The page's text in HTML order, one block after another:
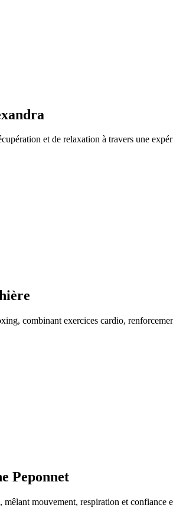
et de relaxation à travers une
combinant exercices cardio,
Peponnet
mêlant mouvement, respiration et confiance